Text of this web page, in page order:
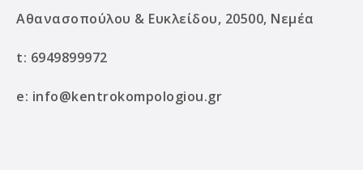
Αθανασοπούλου & Ευκλείδου, 20500, Νεμέα
t: 6949899972
e: info@kentrokompologiou.gr